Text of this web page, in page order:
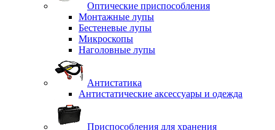
Оптические приспособления
Монтажные лупы
Бестеневые лупы
Микроскопы
Наголовные лупы
Антистатика
Антистатические аксессуары и одежда
Приспособления для хранения